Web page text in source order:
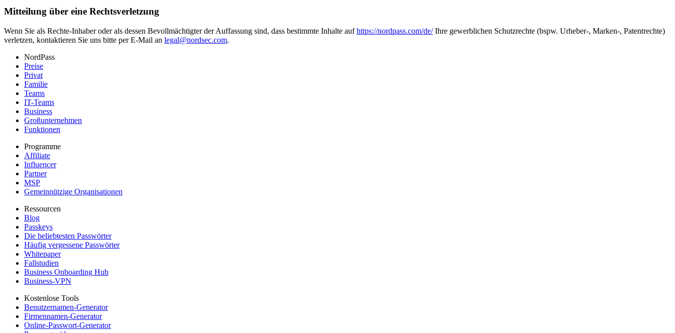
Mitteilung über eine Rechtsverletzung
Wenn Sie als Rechte-Inhaber oder als dessen Bevollmächtigter der Auffassung sind, dass bestimmte Inhalte aufhttps://nordpass.com/de/Ihre gewerblichen Schutzrechte (bspw. Urheber-, Marken-, Patentrechte)
verletzen, kontaktieren Sie uns bitte per E-Mail an legal@nordsec.com.
NordPass
Preise
Privat
Familie
Teams
IT-Teams
Business
Großunternehmen
Funktionen
Programme
Affiliate
Influencer
Partner
MSP
Gemeinnützige Organisationen
Ressourcen
Blog
Passkeys
Die beliebtesten Passwörter
Häufig vergessene Passwörter
Whitepaper
Fallstudien
Business Onboarding Hub
Business-VPN
Kostenlose Tools
Benutzernamen-Generator
Firmennamen-Generator
Online-Passwort-Generator